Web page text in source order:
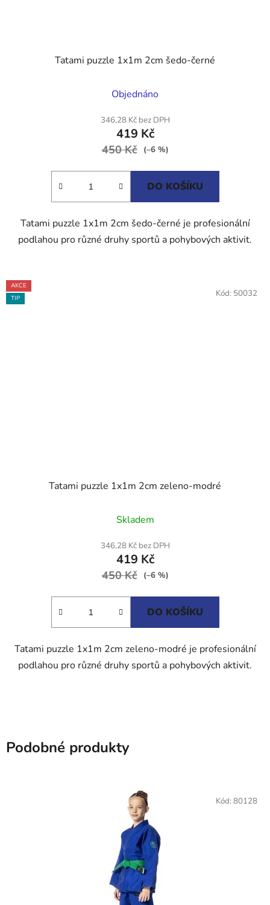
Tatami puzzle 1x1m 2cm šedo-černé
hodnocení
produktu
je
5,0
Objednáno
346,28 Kč bez DPH
419 Kč
450 Kč (–6 %)
DO KOŠÍKU
Tatami puzzle 1x1m 2cm šedo-černé je profesionální
podlahou pro různé druhy sportů a pohybových aktivit.
AKCE
TIP
Tatami puzzle 1x1m 2cm zeleno-modré
hodnocení
produktu
je
5,0
Skladem
346,28 Kč bez DPH
419 Kč
450 Kč (–6 %)
DO KOŠÍKU
Tatami puzzle 1x1m 2cm zeleno-modré je profesionální
podlahou pro různé druhy sportů a pohybových aktivit.
Kód: 50032
Podobné produkty
Kód: 80128